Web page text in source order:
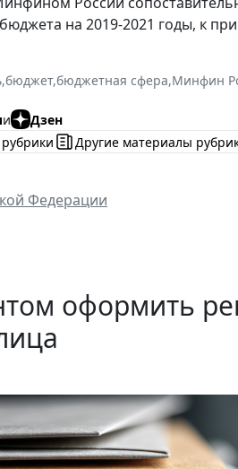
на 2019-2021 годы, к
,бюджет,бюджетная сфера,Минфин
и
Дзен
Другие материалы
Федерации
оформить